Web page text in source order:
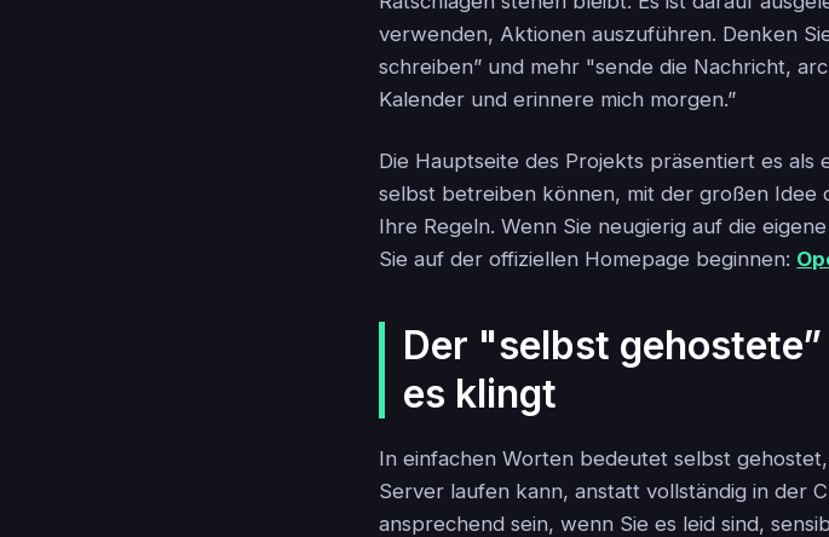
verwenden, Aktionen auszuführen. Denken
schreiben” und mehr "sende die Nachricht,
Kalender und erinnere mich morgen.”
Die Hauptseite des Projekts präsentiert es als
selbst betreiben können, mit der großen Idee
Ihre Regeln. Wenn Sie neugierig auf die
Sie auf der offiziellen Homepage beginnen:
Der "selbst
es klingt
In einfachen Worten bedeutet selbst
Server laufen kann, anstatt vollständig in der
ansprechend sein, wenn Sie es leid sind,